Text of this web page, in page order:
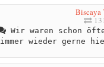
Biscaya
Wir waren schon
immer wieder gerne